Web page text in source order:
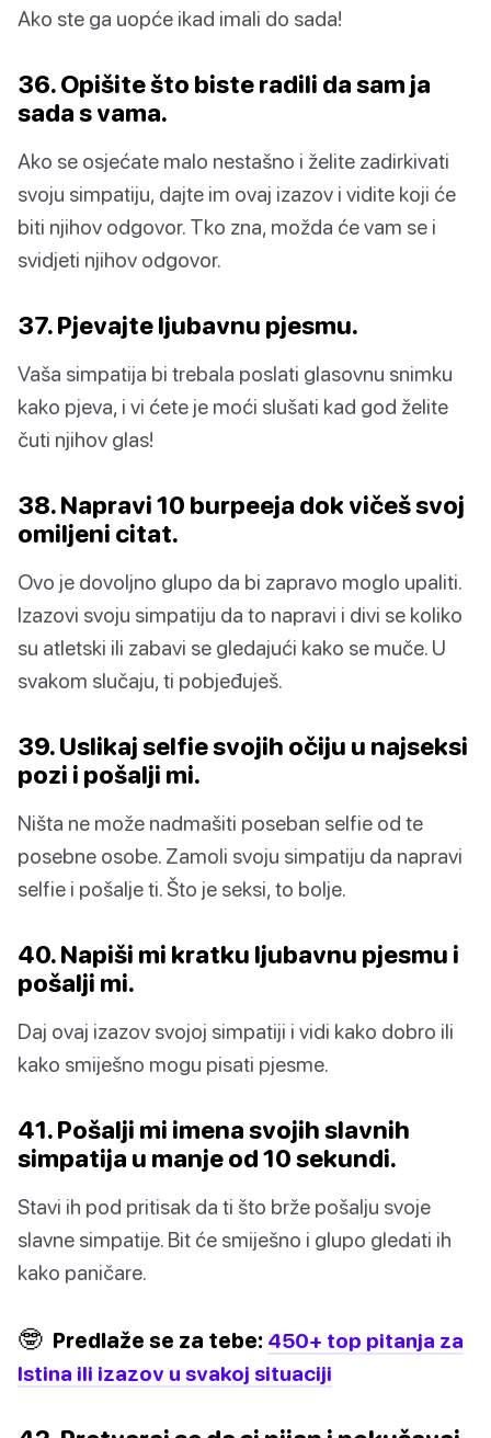
Ako ste ga uopće ikad imali do sada!
36. Opišite što biste radili da sam ja
sada s vama.
Ako se osjećate malo nestašno i želite zadirkivati
svoju simpatiju, dajte im ovaj izazov i vidite koji će
biti njihov odgovor. Tko zna, možda će vam se i
svidjeti njihov odgovor.
37. Pjevajte ljubavnu pjesmu.
Vaša simpatija bi trebala poslati glasovnu snimku
kako pjeva, i vi ćete je moći slušati kad god želite
čuti njihov glas!
38. Napravi 10 burpeeja dok vičeš svoj
omiljeni citat.
Ovo je dovoljno glupo da bi zapravo moglo upaliti.
Izazovi svoju simpatiju da to napravi i divi se koliko
su atletski ili zabavi se gledajući kako se muče. U
svakom slučaju, ti pobjeđuješ.
39. Uslikaj selfie svojih očiju u najseksi
pozi i pošalji mi.
Ništa ne može nadmašiti poseban selfie od te
posebne osobe. Zamoli svoju simpatiju da napravi
selfie i pošalje ti. Što je seksi, to bolje.
40. Napiši mi kratku ljubavnu pjesmu i
pošalji mi.
Daj ovaj izazov svojoj simpatiji i vidi kako dobro ili
kako smiješno mogu pisati pjesme.
41. Pošalji mi imena svojih slavnih
simpatija u manje od 10 sekundi.
Stavi ih pod pritisak da ti što brže pošalju svoje
slavne simpatije. Bit će smiješno i glupo gledati ih
kako paničare.
🤓 Predlaže se za tebe: 450+ top pitanja za
Istina ili izazov u svakoj situaciji